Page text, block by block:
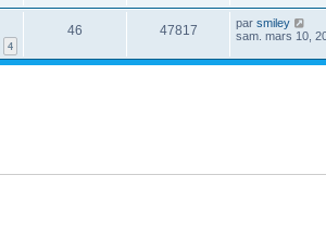
4
46 47817 par smiley
sam. mars 10,